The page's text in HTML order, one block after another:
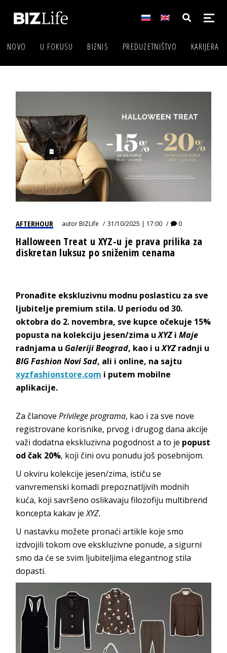
NOVO U FOKUSU BIZNIS PREDUZETNIŠTVO KARIJERA
AFTERHOUR autorBIZLife 31/10/2025 | 17:00 0
Halloween Treat u XYZ-u je prava prilika za
diskretan luksuz po sniženim cenama
Pronađite ekskluzivnu modnu poslasticu za sve
ljubitelje premium stila. U periodu od 30.
oktobra do 2. novembra, sve kupce očekuje 15%
popusta na kolekciju jesen/zima uXYZiMaje
radnjama u Galeriji Beograd, kao i uXYZradnji u
BIG Fashion Novi Sad, ali i online, na sajtu
xyzfashionstore.com i putem mobilne
aplikacije.
Za članovePrivilege programa, kao i za sve nove
registrovane korisnike, prvog i drugog dana akcije
važi dodatna ekskluzivna pogodnost a to je popust
od čak 20%, koji čini ovu ponudu još posebnijom.
U okviru kolekcije jesen/zima, ističu se
vanvremenski komadi prepoznatljivih modnih
kuća, koji savršeno oslikavaju filozofiju multibrend
koncepta kakav jeXYZ.
U nastavku možete pronaći artikle koje smo
izdvojili tokom ove ekskluzivne ponude, a sigurni
smo da će se svim ljubiteljima elegantnog stila
dopasti.